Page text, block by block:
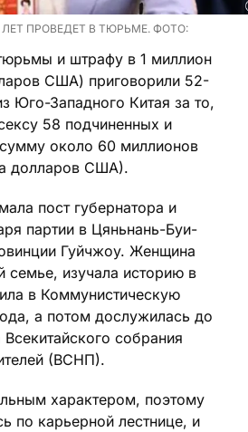
ПРОВЕДЕТ В ТЮРЬМЕ. ФОТО:
и штрафу в 1 миллион
США) приговорили 52-
Юго-Западного Китая за то,
58 подчиненных и
около 60 миллионов
долларов США).
пост губернатора и
партии в Цяньнань-Буи-
Гуйчжоу. Женщина
семье, изучала историю в
в Коммунистическую
а потом дослужилась до
собрания
(ВСНП).
характером, поэтому
по карьерной лестнице, и